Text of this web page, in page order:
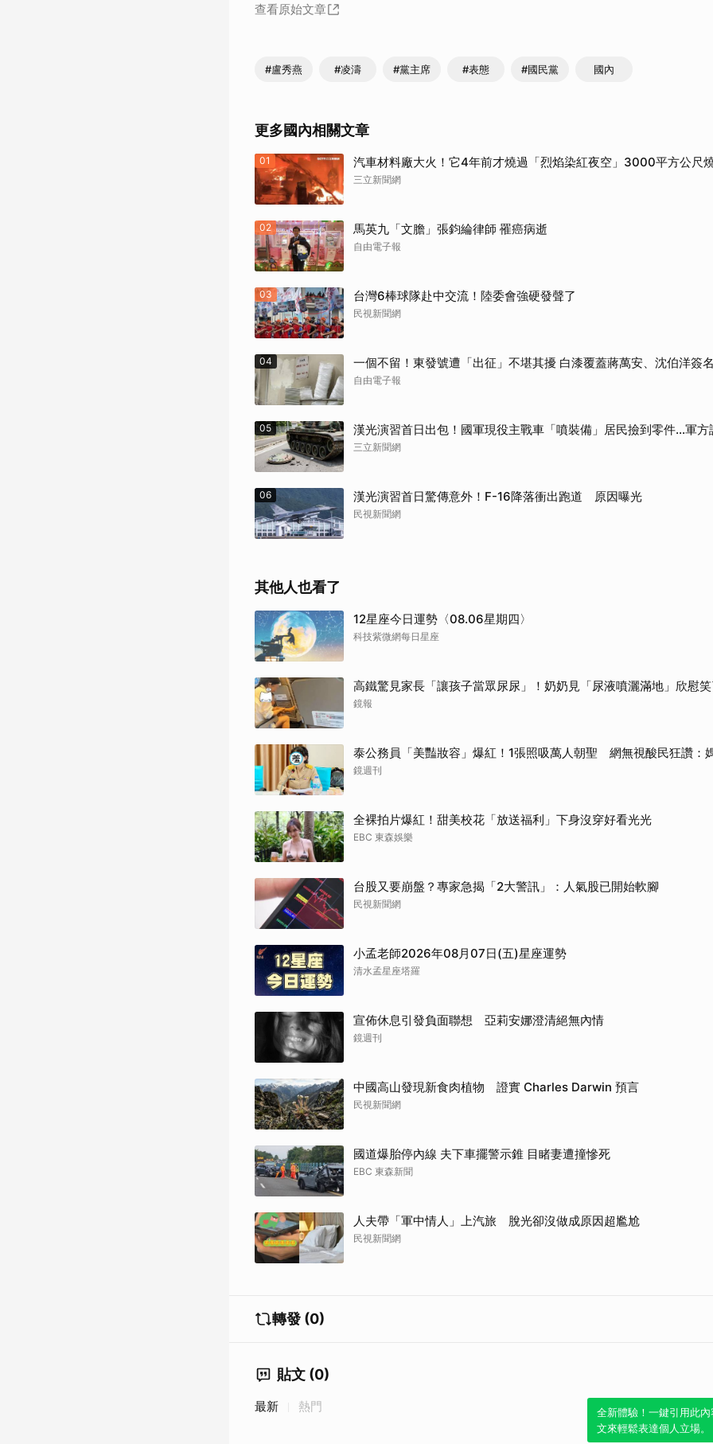
查看原始文章
#盧秀燕 #凌濤 #黨主席 #表態 #國民黨 國內
更多國內相關文章
01 汽車材料廠大火！它4年前才燒過「烈焰染紅夜空」3000平方公尺
三立新聞網
02 馬英九「文膽」張鈞綸律師 罹癌病逝
自由電子報
03 台灣6棒球隊赴中交流！陸委會強硬發聲了
民視新聞網
04 一個不留！東發號遭「出征」不堪其擾 白漆覆蓋蔣萬安、沈伯洋簽名
自由電子報
05 漢光演習首日出包！國軍現役主戰車「噴裝備」居民撿到零件…軍方
三立新聞網
06 漢光演習首日驚傳意外！F-16降落衝出跑道 原因曝光
民視新聞網
其他人也看了
12星座今日運勢〈08.06星期四〉
科技紫微網每日星座
高鐵驚見家長「讓孩子當眾尿尿」！奶奶見「尿液噴灑滿地」欣慰
鏡報
泰公務員「美豔妝容」爆紅！1張照吸萬人朝聖 網無視酸民狂讚：
鏡週刊
全裸拍片爆紅！甜美校花「放送福利」下身沒穿好看光光
EBC 東森娛樂
台股又要崩盤？專家急揭「2大警訊」：人氣股已開始軟腳
民視新聞網
小孟老師2026年08月07日(五)星座運勢
清水孟星座塔羅
宣佈休息引發負面聯想 亞莉安娜澄清絕無內情
鏡週刊
中國高山發現新食肉植物 證實 Charles Darwin 預言
民視新聞網
國道爆胎停內線 夫下車擺警示錐 目睹妻遭撞慘死
EBC 東森新聞
人夫帶「軍中情人」上汽旅 脫光卻沒做成原因超尷尬
民視新聞網
轉發 (0)
貼文 (0)
全新體驗！一鍵引用此
文來輕鬆表達個人立場。
最新 熱門